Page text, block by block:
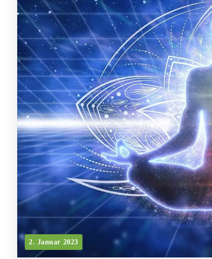
2. Januar 2023